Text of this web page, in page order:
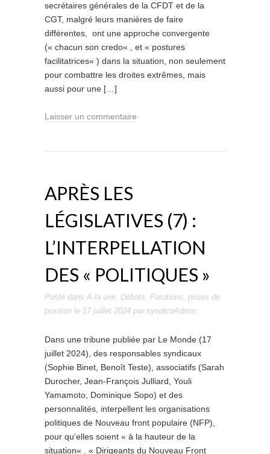
secrétaires générales de la CFDT et de la
CGT, malgré leurs manières de faire
différentes, ont une approche convergente
(« chacun son credo« , et « postures
facilitatrices« ) dans la situation, non seulement
pour combattre les droites extrêmes, mais
aussi pour une […]
Laisser un commentaire
APRÈS LES
LÉGISLATIVES (7) :
L’INTERPELLATION
DES « POLITIQUES »
Posté dans A la une, Débats, Parutions, prises de
position le 17 juillet 2024 par syndicoAdmin.
Dans une tribune publiée par Le Monde (17
juillet 2024), des responsables syndicaux
(Sophie Binet, Benoît Teste), associatifs (Sarah
Durocher, Jean-François Julliard, Youli
Yamamoto, Dominique Sopo) et des
personnalités, interpellent les organisations
politiques de Nouveau front populaire (NFP),
pour qu’elles soient « à la hauteur de la
situation« . « Dirigeants du Nouveau Front